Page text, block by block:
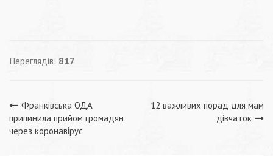
Переглядів: 817
Навігація
записів
Франківська ОДА
припинила прийом громадян
через коронавірус
12 важливих порад для мам
дівчаток